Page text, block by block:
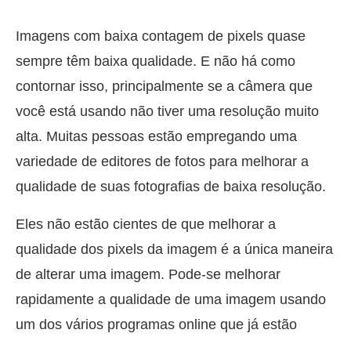
Imagens com baixa contagem de pixels quase
sempre têm baixa qualidade. E não há como
contornar isso, principalmente se a câmera que
você está usando não tiver uma resolução muito
alta. Muitas pessoas estão empregando uma
variedade de editores de fotos para melhorar a
qualidade de suas fotografias de baixa resolução.
Eles não estão cientes de que melhorar a
qualidade dos pixels da imagem é a única maneira
de alterar uma imagem. Pode-se melhorar
rapidamente a qualidade de uma imagem usando
um dos vários programas online que já estão